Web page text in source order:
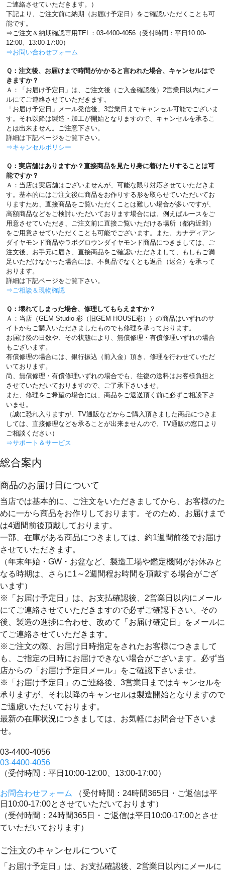
ご連絡させていただきます。）
下記より、ご注文前に納期（お届け予定日）をご確認いただくことも可
能です。
⇒ご注文＆納期確認専用TEL：03-4400-4056（受付時間：平日10:00-
12:00、13:00-17:00）
⇒お問い合わせフォーム
Ｑ：注文後、お届けまで時間がかかると言われた場合、キャンセルはで
きますか？
Ａ：「お届け予定日」は、ご注文後（ご入金確認後）2営業日以内にメー
ルにてご連絡させていただきます。
「お届け予定日」メール発信後、3営業日までキャンセル可能でございま
す。それ以降は製造・加工が開始となりますので、キャンセルを承るこ
とは出来ません。ご注意下さい。
詳細は下記ページをご覧下さい。
⇒キャンセルポリシー
Ｑ：実店舗はありますか？直接商品を見たり身に着けたりすることは可
能ですか？
Ａ：当店は実店舗はございませんが、可能な限り対応させていただきま
す。基本的にはご注文後に商品をお作りする形を取らせていただいてお
りますため、直接商品をご覧いただくことは難しい場合が多いですが、
高額商品などをご検討いただいております場合には、例えばルースをご
用意させていただき、ご注文前に直接ご覧いただける場所（都内近郊）
をご用意させていただくことも可能でございます。また、カナディアン
ダイヤモンド商品やラボグロウンダイヤモンド商品につきましては、ご
注文後、お手元に届き、直接商品をご確認いただきまして、もしもご満
足いただけなかった場合には、不良品でなくとも返品（返金）を承って
おります。
詳細は下記ページをご覧下さい。
⇒ご相談＆現物確認
Ｑ：壊れてしまった場合、修理してもらえますか？
Ａ：当店（GEM Studio 彩（旧GEM HOUSE彩））の商品はいずれのサ
イトからご購入いただきましたものでも修理を承っております。
お届け後の日数や、その状態により、無償修理・有償修理いずれの場合
もございます。
有償修理の場合には、銀行振込（前入金）頂き、修理を行わせていただ
いております。
尚、無償修理・有償修理いずれの場合でも、往復の送料はお客様負担と
させていただいておりますので、ご了承下さいませ。
また、修理をご希望の場合には、商品をご返送頂く前に必ずご相談下さ
いませ。
（誠に恐れ入りますが、TV通販などからご購入頂きました商品につきま
しては、直接修理などを承ることが出来ませんので、TV通販の窓口より
ご相談ください）
⇒サポート＆サービス
総合案内
商品のお届け日について
当店では基本的に、ご注文をいただきましてから、お客様のた
めに一から商品をお作りしております。そのため、 お届けまで
は4週間前後頂戴しております。
一部、在庫がある商品につきましては、約1週間前後でお届け
させていただきます。
（年末年始・GW・お盆など、製造工場や鑑定機関がお休みと
なる時期は、さらに1～2週間程お時間を頂戴する場合がござ
います）
※「お届け予定日」は、お支払確認後、2営業日以内にメール
にてご連絡させていただきますので必ずご確認下さい。その
後、製造の進捗に合わせ、改めて「お届け確定日」をメールに
てご連絡させていただきます。
※ご注文の際、お届け日時指定をされたお客様につきまして
も、ご指定の日時にお届けできない場合がございます。必ず当
店からの「お届け予定日メール」をご確認下さいませ。
※「お届け予定日」のご連絡後、3営業日まではキャンセルを
承りますが、それ以降のキャンセルは製造開始となりますので
ご遠慮いただいております。
最新の在庫状況につきましては、お気軽にお問合せ下さいま
せ。
03-4400-4056
03-4400-4056
（受付時間：平日10:00-12:00、13:00-17:00）
お問合わせフォーム
（受付時間：24時間365日・ご返信は平
日10:00-17:00とさせていただいております）
（受付時間：24時間365日・ご返信は平日10:00-17:00とさせ
ていただいております）
ご注文のキャンセルについて
「お届け予定日」は、お支払確認後、 2営業日以内にメールに